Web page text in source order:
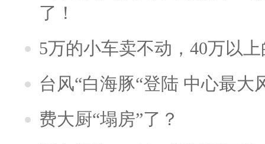
了！
5万的小车卖不动，40万以
台风“白海豚“登陆 中心最大
费大厨“塌房”了？